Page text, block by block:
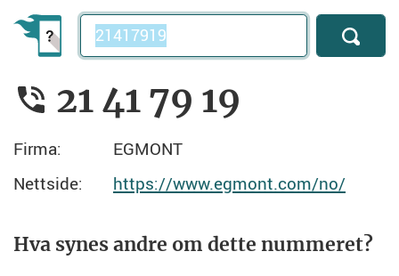
Telefonnummer
21 41 79 19
Firma:
EGMONT
Nettside:
https://www.egmont.com/no/
Hva synes andre om dette nummeret?